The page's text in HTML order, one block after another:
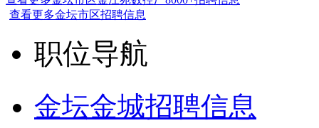
查看更多金坛市区招聘信息
职位导航
金坛金城招聘信息